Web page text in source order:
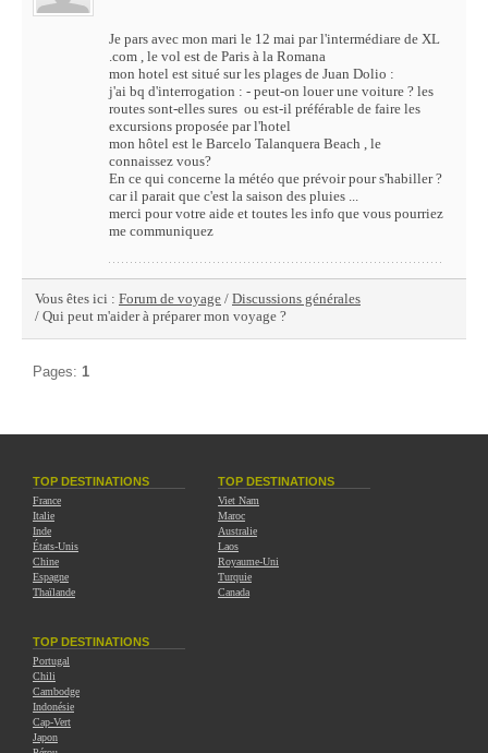
Je pars avec mon mari le 12 mai par l'intermédiare de XL
.com , le vol est de Paris à la Romana
mon hotel est situé sur les plages de Juan Dolio :
j'ai bq d'interrogation : - peut-on louer une voiture ? les
routes sont-elles sures ou est-il préférable de faire les
excursions proposée par l'hotel
mon hôtel est le Barcelo Talanquera Beach , le
connaissez vous?
En ce qui concerne la météo que prévoir pour s'habiller ?
car il parait que c'est la saison des pluies ...
merci pour votre aide et toutes les info que vous pourriez
me communiquez
Vous êtes ici : Forum de voyage / Discussions générales
/ Qui peut m'aider à préparer mon voyage ?
Pages: 1
TOP DESTINATIONS
France
Italie
Inde
États-Unis
Chine
Espagne
Thaïlande
TOP DESTINATIONS
Viet Nam
Maroc
Australie
Laos
Royaume-Uni
Turquie
Canada
TOP DESTINATIONS
Portugal
Chili
Cambodge
Indonésie
Cap-Vert
Japon